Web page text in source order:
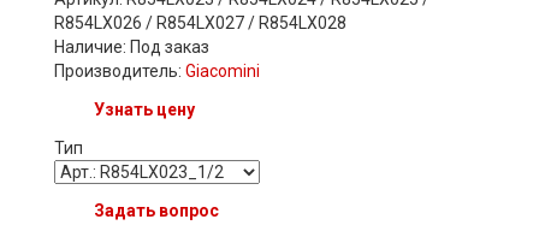
R854LX026 / R854LX027 / R854LX028
Наличие: Под заказ
Производитель: Giacomini
Узнать цену
Тип
Задать вопрос